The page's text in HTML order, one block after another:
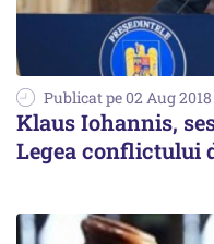
Publicat pe 02 Aug 2018
Klaus Iohannis,
Legea conflictului